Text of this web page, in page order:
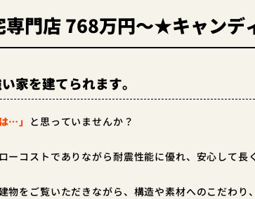
門店 768万円～★キャンデ
家を建てられます。
…」 と思っていませんか？
ーコストでありながら耐震性能に優れ、安心して長
物をご覧いただきながら、構造や素材へのこだわり